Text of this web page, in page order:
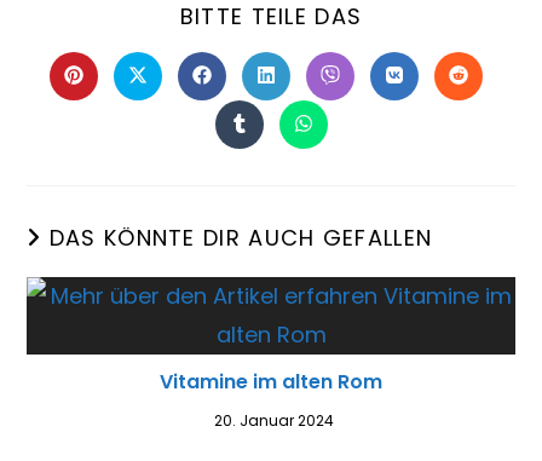
BITTE TEILE DAS
DAS KÖNNTE DIR AUCH GEFALLEN
Vitamine im alten Rom
20. Januar 2024